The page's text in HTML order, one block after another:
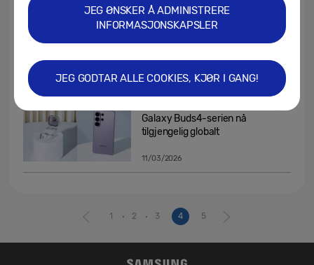
[World Sleep Day 2026]
13/03/2026
Galaxy Buds4-serien nå
tilgjengelig globalt
11/03/2026
1 2 3 4 5
JEG ØNSKER Å ADMINISTRERE
INFORMASJONSKAPSLER
JEG GODTAR ALLE COOKIES, KJØR I GANG!